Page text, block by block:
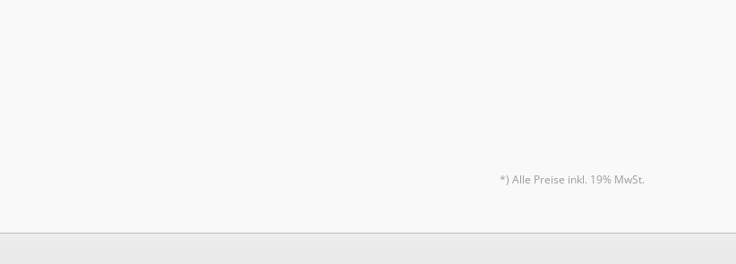
*) Alle Preise inkl. 19% MwSt.